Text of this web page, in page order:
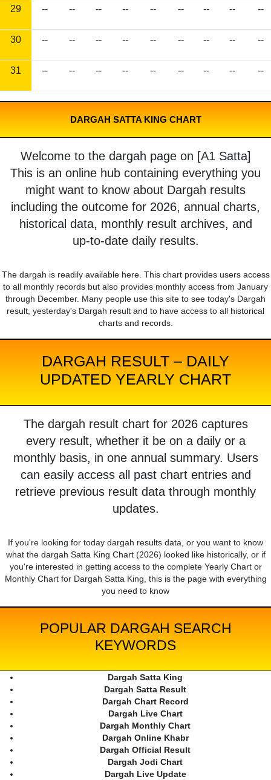
29 -- -- -- -- -- -- -- -- --
30 -- -- -- -- -- -- -- -- --
31 -- -- -- -- -- -- -- -- --
DARGAH SATTA KING CHART
Welcome to the dargah page on [A1 Satta]
This is an online hub containing everything you
might want to know about Dargah results
including the outcome for 2026, annual charts,
historical data, monthly result archives, and
up-to-date daily results.
The dargah is readily available here. This chart provides users access
to all monthly records but also provides monthly access from January
through December. Many people use this site to see today's Dargah
result, yesterday's Dargah result and to have access to all historical
charts and records.
DARGAH RESULT – DAILY
UPDATED YEARLY CHART
The dargah result chart for 2026 captures
every result, whether it be on a daily or a
monthly basis, in one annual summary. Users
can easily access all past chart entries and
retrieve previous result data through monthly
updates.
If you're looking for today dargah results data, or you want to know
what the dargah Satta King Chart (2026) looked like historically, or if
you're interested in getting access to the complete Yearly Chart or
Monthly Chart for Dargah Satta King, this is the page with everything
you need to know
POPULAR DARGAH SEARCH
KEYWORDS
Dargah Satta King
Dargah Satta Result
Dargah Chart Record
Dargah Live Chart
Dargah Monthly Chart
Dargah Online Khabr
Dargah Official Result
Dargah Jodi Chart
Dargah Live Update